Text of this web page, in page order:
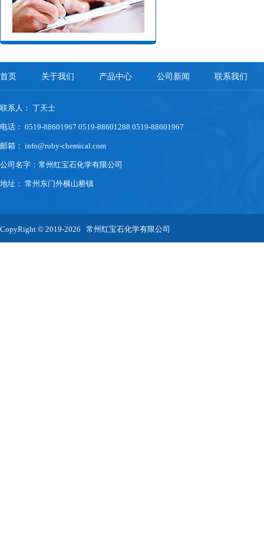
首页 关于我们 产品中心 公司新闻 联系我们
联系人： 丁天士
电话： 0519-88601967 0519-88601288 0519-88601967
邮箱： info@ruby-chemical.com
公司名字：常州红宝石化学有限公司
地址： 常州东门外横山桥镇
CopyRight © 2019-2026 常州红宝石化学有限公司